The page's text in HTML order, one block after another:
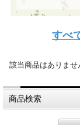
すべ
該当商品はありませ
商品検索